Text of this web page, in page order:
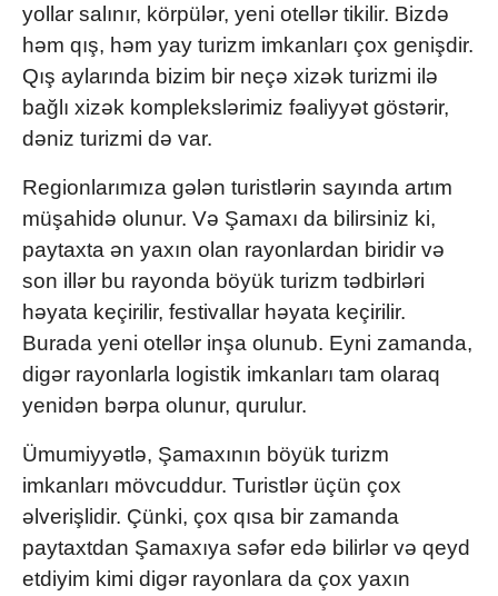
yollar salınır, körpülər, yeni otellər tikilir. Bizdə
həm qış, həm yay turizm imkanları çox genişdir.
Qış aylarında bizim bir neçə xizək turizmi ilə
bağlı xizək komplekslərimiz fəaliyyət göstərir,
dəniz turizmi də var.
Regionlarımıza gələn turistlərin sayında artım
müşahidə olunur. Və Şamaxı da bilirsiniz ki,
paytaxta ən yaxın olan rayonlardan biridir və
son illər bu rayonda böyük turizm tədbirləri
həyata keçirilir, festivallar həyata keçirilir.
Burada yeni otellər inşa olunub. Eyni zamanda,
digər rayonlarla logistik imkanları tam olaraq
yenidən bərpa olunur, qurulur.
Ümumiyyətlə, Şamaxının böyük turizm
imkanları mövcuddur. Turistlər üçün çox
əlverişlidir. Çünki, çox qısa bir zamanda
paytaxtdan Şamaxıya səfər edə bilirlər və qeyd
etdiyim kimi digər rayonlara da çox yaxın